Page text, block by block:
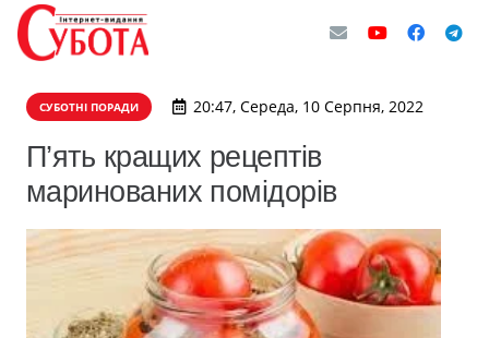
СУБОТНІ ПОРАДИ 20:47, Середа, 10 Серпня, 2022
П’ять кращих рецептів
маринованих помідорів